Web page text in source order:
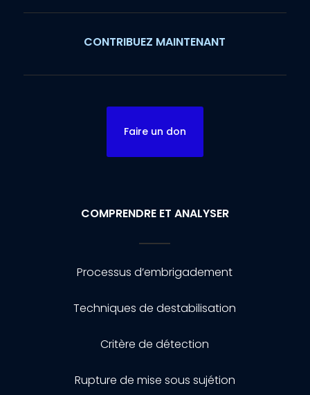
CONTRIBUEZ MAINTENANT
Faire un don
COMPRENDRE ET ANALYSER
Processus d’embrigadement
Techniques de destabilisation
Critère de détection
Rupture de mise sous sujétion